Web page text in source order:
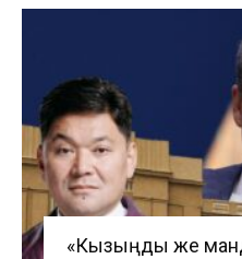
«Кызыңды же